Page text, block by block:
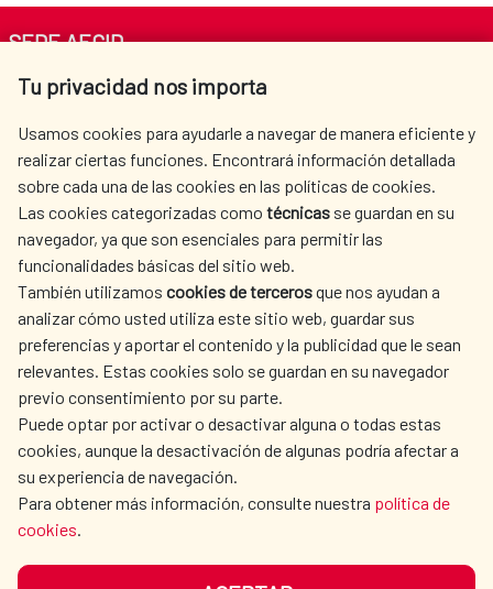
Tu privacidad nos importa
Usamos cookies para ayudarle a navegar de manera eficiente y
realizar ciertas funciones. Encontrará información detallada
sobre cada una de las cookies en las políticas de cookies.
Las cookies categorizadas como técnicas se guardan en su
navegador, ya que son esenciales para permitir las
funcionalidades básicas del sitio web.
También utilizamos cookies de tercerosque nos ayudan a
analizar cómo usted utiliza este sitio web, guardar sus
preferencias y aportar el contenido y la publicidad que le sean
relevantes. Estas cookies solo se guardan en su navegador
previo consentimiento por su parte.
Puede optar por activar o desactivar alguna o todas estas
cookies, aunque la desactivación de algunas podría afectar a
su experiencia de navegación.
Para obtener más información, consulte nuestra política de
cookies.
SEDE AECID
Av. Reyes Católicos 4 - 28040 Madrid
centro.informacion@aecid.es
LA AECID
DÓNDE COOPERAMOS
ACCIÓN HUMANITARIA
SALA DE PRENSA
CULTURA Y CIENCIA
BIBLIOTECA
NUESTRAS REDES SOCIALES